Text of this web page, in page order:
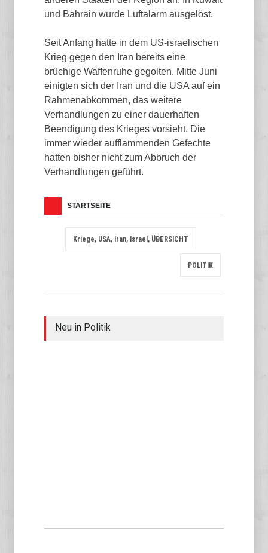
und Bahrain wurde Luftalarm ausgelöst.
Seit Anfang hatte in dem US-israelischen
Krieg gegen den Iran bereits eine
brüchige Waffenruhe gegolten. Mitte Juni
einigten sich der Iran und die USA auf ein
Rahmenabkommen, das weitere
Verhandlungen zu einer dauerhaften
Beendigung des Krieges vorsieht. Die
immer wieder aufflammenden Gefechte
hatten bisher nicht zum Abbruch der
Verhandlungen geführt.
STARTSEITE
Kriege, USA, Iran, Israel, ÜBERSICHT
POLITIK
Neu in Politik